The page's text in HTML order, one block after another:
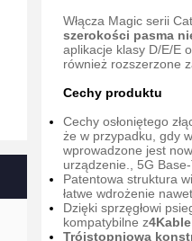
Włącza Magic serii
szerokości pasma
aplikacje klasy D/E/E
również rozszerzone
Cechy produktu
Cechy osłoniętego
że w przypadku, gdy
wprowadzone jest
urządzenie., 5G
Patentowa struktura
łatwe wdrożenie
Dzięki sprzęgłowi
kompatybilne z
Trójstopniowa